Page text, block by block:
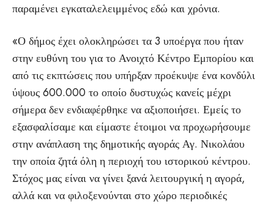
παραμένει εγκαταλελειμμένος εδώ και χρόνια.
«Ο δήμος έχει ολοκληρώσει τα 3 υποέργα που ήταν
στην ευθύνη του για το Ανοιχτό Κέντρο Εμπορίου και
από τις εκπτώσεις που υπήρξαν προέκυψε ένα κονδύλι
ύψους 600.000 το οποίο δυστυχώς κανείς μέχρι
σήμερα δεν ενδιαφέρθηκε να αξιοποιήσει. Εμείς το
εξασφαλίσαμε και είμαστε έτοιμοι να προχωρήσουμε
στην ανάπλαση της δημοτικής αγοράς Αγ. Νικολάου
την οποία ζητά όλη η περιοχή του ιστορικού κέντρου.
Στόχος μας είναι να γίνει ξανά λειτουργική η αγορά,
αλλά και να φιλοξενούνται στο χώρο περιοδικές